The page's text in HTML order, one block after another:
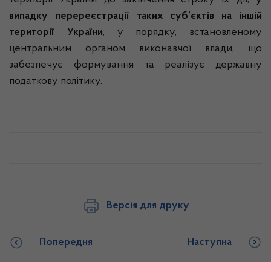
випадку перереєстрації таких суб’єктів на іншій
території України, у порядку, встановленому
центральним органом виконавчої влади, що
забезпечує формування та реалізує державну
податкову політику.
Версія для друку
Попередня Наступна